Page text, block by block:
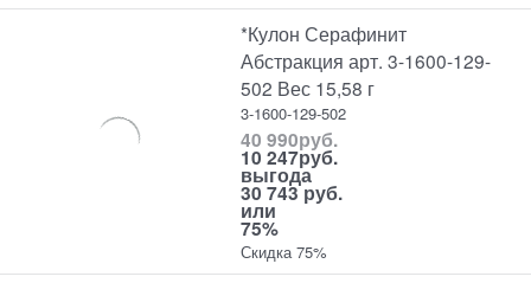
*Кулон Серафинит
Абстракция арт. 3-1600-129-
502 Вес 15,58 г
3-1600-129-502
40 990руб.
10 247руб.
выгода
30 743 руб.
или
75%
Скидка 75%